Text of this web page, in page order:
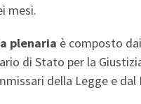
mesi.
plenaria è composto
di Stato per la
della Legge e